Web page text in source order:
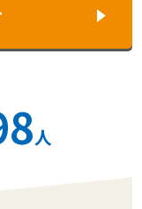
人